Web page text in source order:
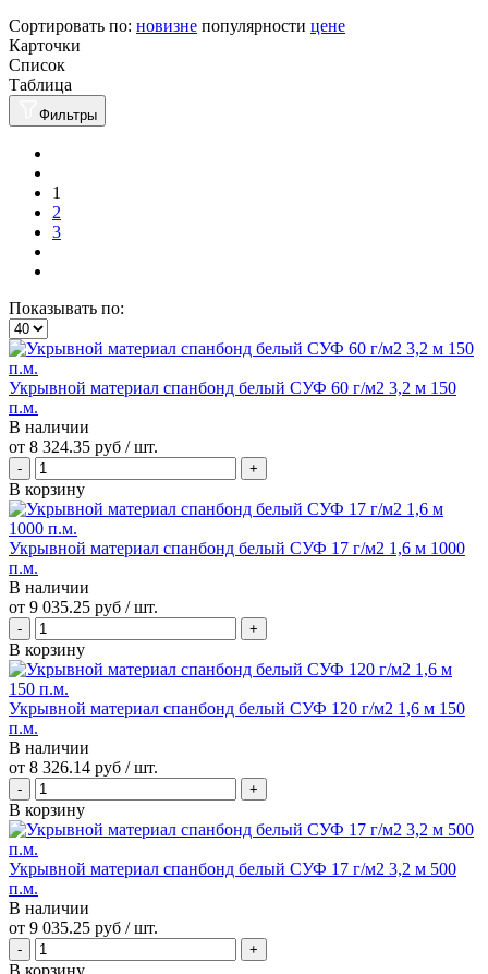
Сортировать по: новизне популярности цене
Карточки
Список
Таблица
Фильтры
1
2
3
Показывать по:
Укрывной материал спанбонд белый СУФ 60 г/м2 3,2 м 150
п.м.
В наличии
от 8 324.35 руб / шт.
В корзину
Укрывной материал спанбонд белый СУФ 17 г/м2 1,6 м 1000
п.м.
В наличии
от 9 035.25 руб / шт.
В корзину
Укрывной материал спанбонд белый СУФ 120 г/м2 1,6 м 150
п.м.
В наличии
от 8 326.14 руб / шт.
В корзину
Укрывной материал спанбонд белый СУФ 17 г/м2 3,2 м 500
п.м.
В наличии
от 9 035.25 руб / шт.